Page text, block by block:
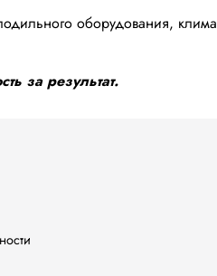
оборудования,
за результат.